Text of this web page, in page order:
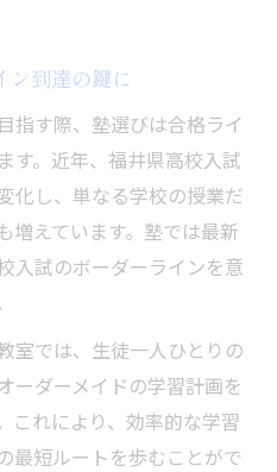
ン到達の鍵に
指す際、塾選びは合格ライ
す。近年、福井県高校入試
化し、単なる学校の授業だ
増えています。塾では最新
入試のボーダーラインを意
室では、生徒一人ひとりの
ーダーメイドの学習計画を
これにより、効率的な学習
最短ルートを歩むことがで